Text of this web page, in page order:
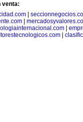
venta:
|
|